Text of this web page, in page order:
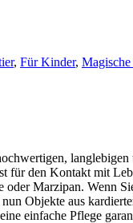
, Für Kinder,
für den Kontakt mit
Marzipan. Wenn
Objekte aus
einfache Pflege